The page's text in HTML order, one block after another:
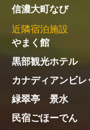
信濃大町なび
近隣宿泊施設
やまく館
黒部観光ホテル
カナディアンビ
緑翠亭 景水
民宿ごほーでん